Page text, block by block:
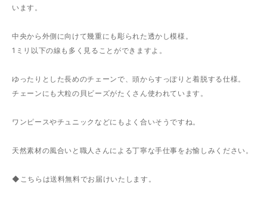
います。
中央から外側に向けて幾重にも彫られた透かし模様。
1ミリ以下の線も多く見ることができますよ。
ゆったりとした長めのチェーンで、頭からすっぽりと着脱する仕様。
チェーンにも大粒の貝ビーズがたくさん使われています。
ワンピースやチュニックなどにもよく合いそうですね。
天然素材の風合いと職人さんによる丁寧な手仕事をお愉しみください。
◆こちらは送料無料でお届けいたします。